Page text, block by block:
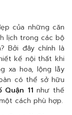
của những căn
lịch trong các bộ
Bởi đây chính là
kế nội thất khi
xa hoa, lộng lẫy
có thể sở hữu
11 như thế
cách phù hợp.